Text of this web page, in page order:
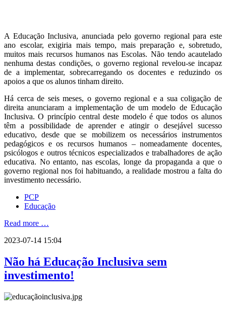
A Educação Inclusiva, anunciada pelo governo regional para este
ano escolar, exigiria mais tempo, mais preparação e, sobretudo,
muitos mais recursos humanos nas Escolas. Não tendo acautelado
nenhuma destas condições, o governo regional revelou-se incapaz
de a implementar, sobrecarregando os docentes e reduzindo os
apoios a que os alunos tinham direito.
Há cerca de seis meses, o governo regional e a sua coligação de
direita anunciaram a implementação de um modelo de Educação
Inclusiva. O princípio central deste modelo é que todos os alunos
têm a possibilidade de aprender e atingir o desejável sucesso
educativo, desde que se mobilizem os necessários instrumentos
pedagógicos e os recursos humanos – nomeadamente docentes,
psicólogos e outros técnicos especializados e trabalhadores de ação
educativa. No entanto, nas escolas, longe da propaganda a que o
governo regional nos foi habituando, a realidade mostrou a falta do
investimento necessário.
PCP
Educação
Read more …
2023-07-14 15:04
Não há Educação Inclusiva sem
investimento!